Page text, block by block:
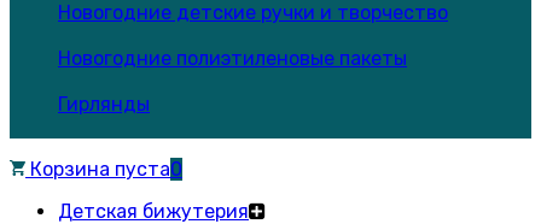
Новогодние детские ручки и творчество
Новогодние полиэтиленовые пакеты
Гирлянды
Корзина пуста0
Детская бижутерия